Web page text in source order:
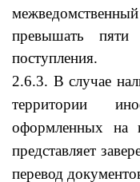
превышать
поступления.
2.6.3. В случае
территории
оформленных на
представляет
перевод